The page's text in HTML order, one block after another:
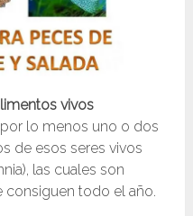
vivos
lo menos uno o dos
de esos seres vivos
las cuales son
todo el año.